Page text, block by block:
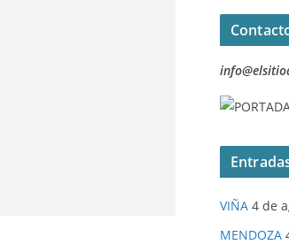
VIÑA 4 de
MENDOZA